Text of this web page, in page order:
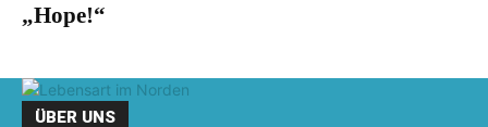
„Hope!“
ÜBER UNS